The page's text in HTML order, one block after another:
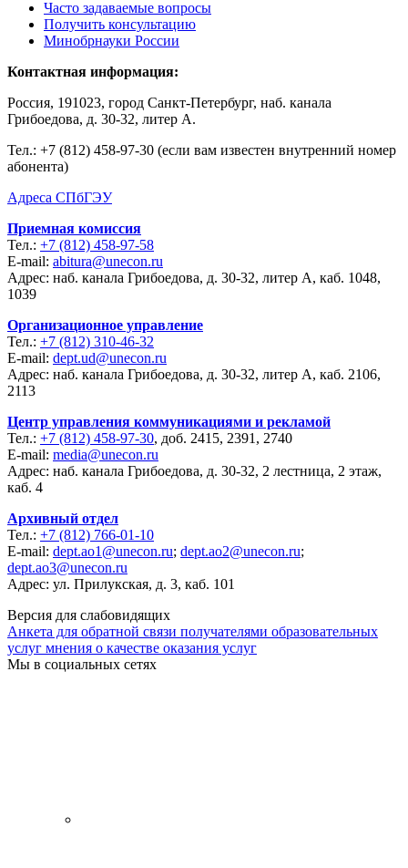
Часто задаваемые вопросы
Получить консультацию
Минобрнауки России
Контактная информация:
Россия, 191023, город Санкт-Петербург, наб. канала
Грибоедова, д. 30-32, литер А.
Тел.: +7 (812) 458-97-30 (если вам известен внутренний номер
абонента)
Адреса СПбГЭУ
Приемная комиссия
Тел.: +7 (812) 458-97-58
E-mail: abitura@unecon.ru
Адрес: наб. канала Грибоедова, д. 30-32, литер А, каб. 1048,
1039
Организационное управление
Тел.: +7 (812) 310-46-32
E-mail: dept.ud@unecon.ru
Адрес: наб. канала Грибоедова, д. 30-32, литер А, каб. 2106,
2113
Центр управления коммуникациями и рекламой
Тел.: +7 (812) 458-97-30, доб. 2415, 2391, 2740
E-mail: media@unecon.ru
Адрес: наб. канала Грибоедова, д. 30-32, 2 лестница, 2 этаж,
каб. 4
Архивный отдел
Тел.: +7 (812) 766-01-10
E-mail: dept.ao1@unecon.ru; dept.ao2@unecon.ru;
dept.ao3@unecon.ru
Адрес: ул. Прилукская, д. 3, каб. 101
Версия для слабовидящих
Анкета для обратной связи получателями образовательных
услуг мнения о качестве оказания услуг
Мы в социальных сетях